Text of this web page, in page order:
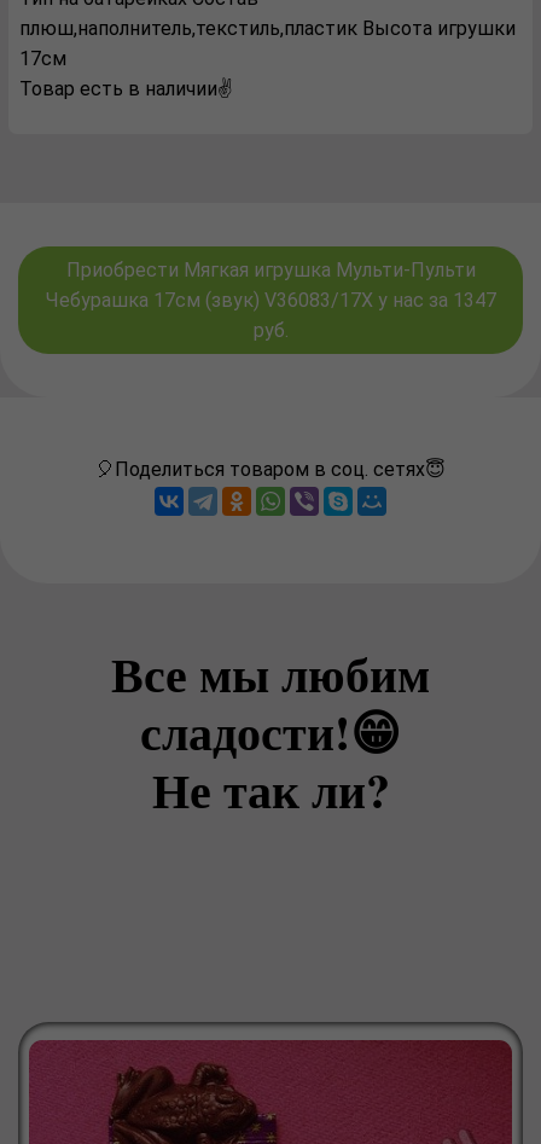
плюш,наполнитель,текстиль,пластик Высота игрушки
17см
Товар есть в наличии✌️
Приобрести Мягкая игрушка Мульти-Пульти
Чебурашка 17см (звук) V36083/17X у нас за 1347
руб.
🎈Поделиться товаром в соц. сетях😇
Все мы любим
сладости!😁
Не так ли?